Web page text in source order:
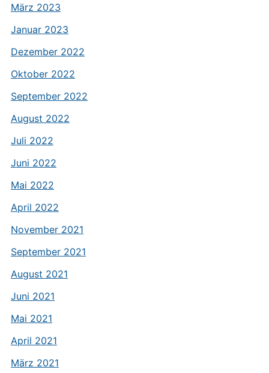
März 2023
Januar 2023
Dezember 2022
Oktober 2022
September 2022
August 2022
Juli 2022
Juni 2022
Mai 2022
April 2022
November 2021
September 2021
August 2021
Juni 2021
Mai 2021
April 2021
März 2021